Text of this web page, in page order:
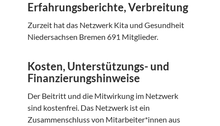
Erfahrungsberichte, Verbreitung
Zurzeit hat das Netzwerk Kita und Gesundheit
Niedersachsen Bremen 691 Mitglieder.
Kosten, Unterstützungs- und
Finanzierungshinweise
Der Beitritt und die Mitwirkung im Netzwerk
sind kostenfrei. Das Netzwerk ist ein
Zusammenschluss von Mitarbeiter*innen aus